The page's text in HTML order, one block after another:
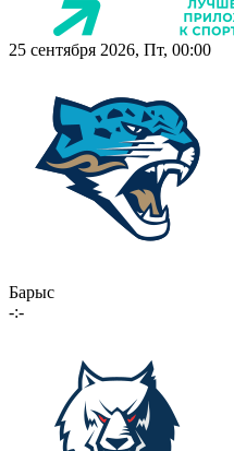
25 сентября 2026, Пт, 00:00
Барыс
-:-